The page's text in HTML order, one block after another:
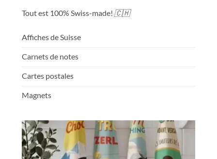
Tout est 100% Swiss-made! 🇨🇭
Affiches de Suisse
Carnets de notes
Cartes postales
Magnets